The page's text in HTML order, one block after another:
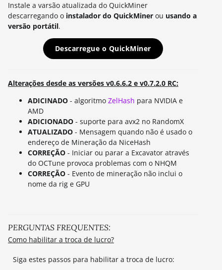
Instale a varsão atualizada do QuickMiner
descarregando o instalador do QuickMiner ou usando a
versão portátil.
Descarregue o QuickMiner
Alterações desde as versões v0.6.6.2 e v0.7.2.0 RC:
ADICINADO - algoritmo ZelHash para NVIDIA e
AMD
ADICIONADO - suporte para avx2 no RandomX
ATUALIZADO - Mensagem quando não é usado o
endereço de Mineração da NiceHash
CORREÇÃO - Iniciar ou parar a Excavator através
do OCTune provoca problemas com o NHQM
CORREÇÃO - Evento de mineração não inclui o
nome da rig e GPU
PERGUNTAS FREQUENTES:
Como habilitar a troca de lucro?
Siga estes passos para habilitar a troca de lucro: